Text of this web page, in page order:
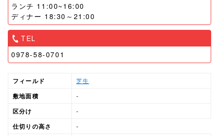
ランチ 11:00~16:00
ディナー 18:30～21:00
TEL
0978-58-0701
フィールド 芝生
敷地面積 -
区分け -
仕切りの高さ -